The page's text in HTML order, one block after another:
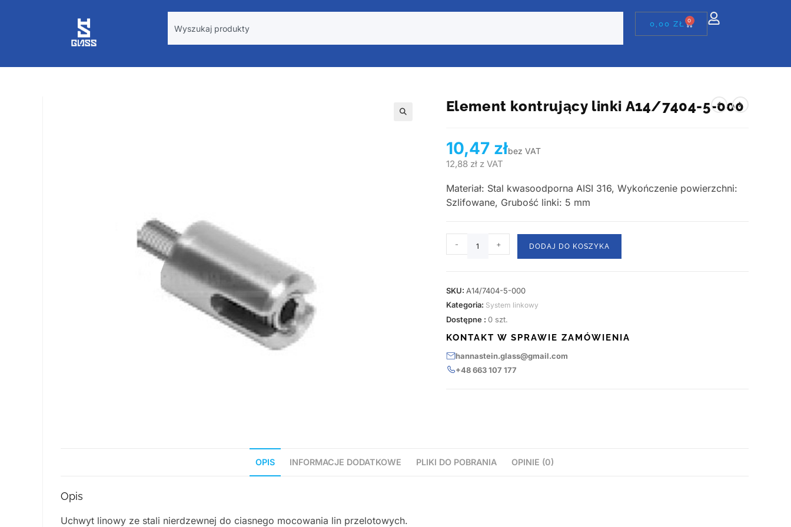
0,00ZŁ 0
Element kontrujący linki A14/7404-5-000
10,47 złbez VAT
12,88 złz VAT
Materiał: Stal kwasoodporna AISI 316, Wykończenie powierzchni:
Szlifowane, Grubość linki: 5 mm
- + DODAJ DO KOSZYKA
SKU: A14/7404-5-000
Kategoria: System linkowy
Dostępne : 0 szt.
KONTAKT W SPRAWIE ZAMÓWIENIA
hannastein.glass@gmail.com
+48 663 107 177
OPIS INFORMACJE DODATKOWE PLIKI DO POBRANIA OPINIE (0)
Opis
Uchwyt linowy ze stali nierdzewnej do ciasnego mocowania lin przelotowych.